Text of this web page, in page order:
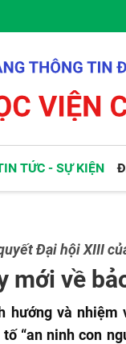
TỨC - SỰ KIỆN
Đại hội XIII
mới về
hướng và
tố “an ninh con